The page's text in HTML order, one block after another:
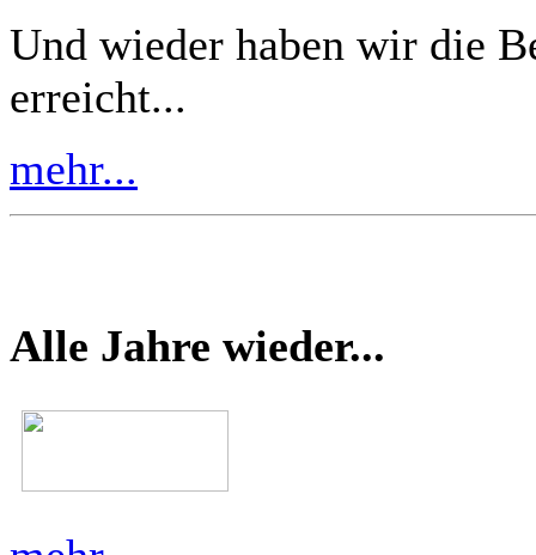
Und wieder haben wir die
erreicht...
mehr...
Alle Jahre wieder...